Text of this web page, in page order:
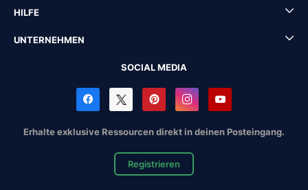
HILFE
UNTERNEHMEN
SOCIAL MEDIA
Erhalte exklusive Ressourcen direkt in deinen Posteingang.
Registrieren